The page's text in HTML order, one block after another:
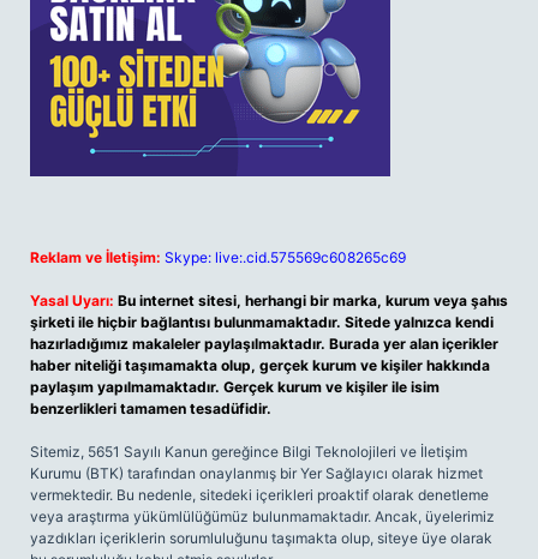
Reklam ve İletişim: Skype: live:.cid.575569c608265c69
Yasal Uyarı: Bu internet sitesi, herhangi bir marka, kurum veya şahıs
şirketi ile hiçbir bağlantısı bulunmamaktadır. Sitede yalnızca kendi
hazırladığımız makaleler paylaşılmaktadır. Burada yer alan içerikler
haber niteliği taşımamakta olup, gerçek kurum ve kişiler hakkında
paylaşım yapılmamaktadır. Gerçek kurum ve kişiler ile isim
benzerlikleri tamamen tesadüfidir.
Sitemiz, 5651 Sayılı Kanun gereğince Bilgi Teknolojileri ve İletişim
Kurumu (BTK) tarafından onaylanmış bir Yer Sağlayıcı olarak hizmet
vermektedir. Bu nedenle, sitedeki içerikleri proaktif olarak denetleme
veya araştırma yükümlülüğümüz bulunmamaktadır. Ancak, üyelerimiz
yazdıkları içeriklerin sorumluluğunu taşımakta olup, siteye üye olarak